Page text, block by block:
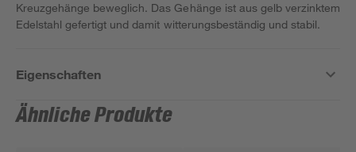
Kreuzgehänge beweglich. Das Gehänge ist aus gelb verzinktem
Edelstahl gefertigt und damit witterungsbeständig und stabil.
Eigenschaften
Ähnliche Produkte